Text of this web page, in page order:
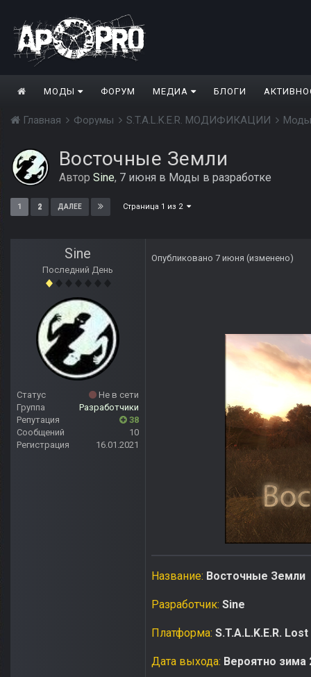
МОДЫ ФОРУМ МЕДИА БЛОГИ
Главная Форумы S.T.A.L.K.E.R. МОДИФИКАЦИИ Моды
Восточные Земли
Автор Sine, 7 июня в Моды в разработке
1 2 ДАЛЕЕ Страница 1 из 2
Sine
Последний День
Статус
Не в сети
Группа
Разработчики
Репутация
38
Сообщений
10
Регистрация
16.01.2021
Опубликовано 7 июня (изменено)
Название: Восточные Земли
Разработчик: Sine
Платформа: S.T.A.L.K.E.R.
Дата выхода: Вероятно